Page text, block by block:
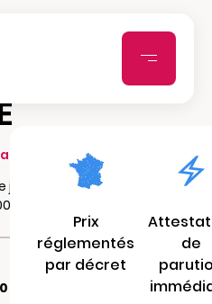
journal Lejsl.com
€
Prix
réglementés
par décret
de